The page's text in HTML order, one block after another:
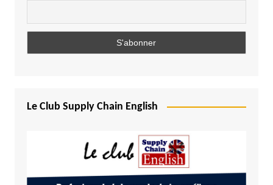
Le Club Supply Chain English